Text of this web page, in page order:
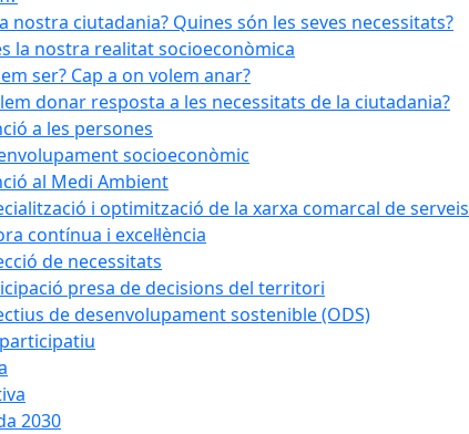
nostra ciutadania? Quines són les seves necessitats?
la nostra realitat socioeconòmica
ser? Cap a on volem anar?
donar resposta a les necessitats de la ciutadania?
a les persones
socioeconòmic
al Medi Ambient
i optimització de la xarxa comarcal de serveis
contínua i excel·lència
de necessitats
presa de decisions del territori
de desenvolupament sostenible (ODS)
2030